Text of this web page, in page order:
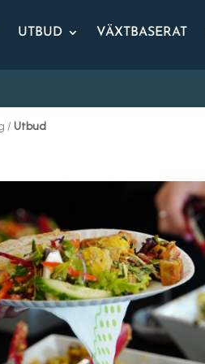
UTBUD VÄXTBASERAT
/ Utbud